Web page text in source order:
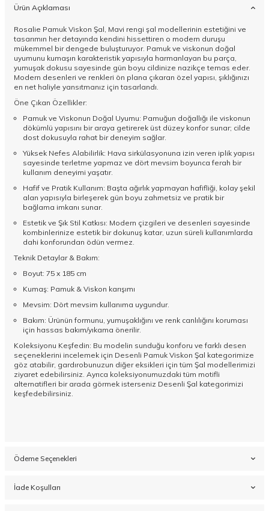
Ürün Açıklaması
Rosalie Pamuk Viskon Şal, Mavi rengi şal modellerinin estetiğini ve
tasarımın her detayında kendini hissettiren o modern duruşu
mükemmel bir dengede buluşturuyor. Pamuk ve viskonun doğal
uyumunu kumaşın karakteristik yapısıyla harmanlayan bu parça,
yumuşak dokusu sayesinde gün boyu cildinize nazikçe temas eder.
Modern desenleri ve renkleri ön plana çıkaran özel yapısı, şıklığınızı
en net haliyle yansıtmanız için tasarlandı.
Öne Çıkan Özellikler:
Pamuk ve Viskonun Doğal Uyumu: Pamuğun doğallığı ile viskonun
dökümlü yapısını bir araya getirerek üst düzey konfor sunar; cilde
dost dokusuyla rahat bir deneyim sağlar.
Yüksek Nefes Alabilirlik: Hava sirkülasyonuna izin veren iplik yapısı
sayesinde terletme yapmaz ve dört mevsim boyunca ferah bir
kullanım deneyimi yaşatır.
Hafif ve Pratik Kullanım: Başta ağırlık yapmayan hafifliği, kolay şekil
alan yapısıyla birleşerek gün boyu zahmetsiz ve pratik bir
bağlama imkanı sunar.
Estetik ve Şık Stil Katkısı: Modern çizgileri ve desenleri sayesinde
kombinlerinize estetik bir dokunuş katar, uzun süreli kullanımlarda
dahi konforundan ödün vermez.
Teknik Detaylar & Bakım:
Boyut: 75 x 185 cm
Kumaş: Pamuk & Viskon karışımı
Mevsim: Dört mevsim kullanıma uygundur.
Bakım: Ürünün formunu, yumuşaklığını ve renk canlılığını koruması
için hassas bakım/yıkama önerilir.
Koleksiyonu Keşfedin: Bu modelin sunduğu konforu ve farklı desen
seçeneklerini incelemek için Desenli Pamuk Viskon Şal kategorimize
göz atabilir, gardırobunuzun diğer eksikleri için tüm Şal modellerimizi
ziyaret edebilirsiniz. Ayrıca koleksiyonumuzdaki tüm motifli
alternatifleri bir arada görmek isterseniz Desenli Şal kategorimizi
keşfedebilirsiniz.
Ödeme Seçenekleri
İade Koşulları